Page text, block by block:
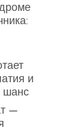
и
шанс
—